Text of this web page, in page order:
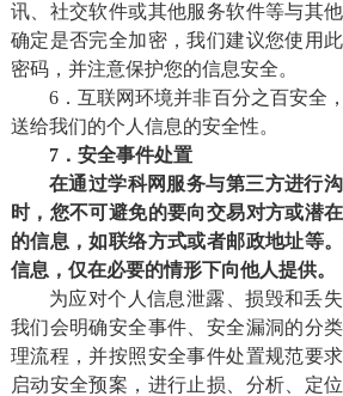
讯、社交软件或其他服务软件等与其
确定是否完全加密，我们建议您使用
密码，并注意保护您的信息安全。
6．互联网环境并非百分之百安全
送给我们的个人信息的安全性。
7．安全事件处置
在通过学科网 服务与第三方进行
时，您不可避免的要向交易对方或潜
的信息，如联络方式或者邮政地址等
信息，仅在必要的情形下向他人提供。
为应对个人信息泄露、损毁和丢
我们会明确安全事件、安全漏洞的分
理流程，并按照安全事件处置规范要
启动安全预案，进行止损、分析、定